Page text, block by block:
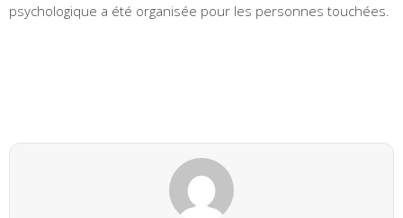
psychologique a été organisée pour les personnes touchées.